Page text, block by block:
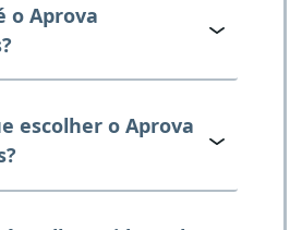
o Aprova
escolher o Aprova